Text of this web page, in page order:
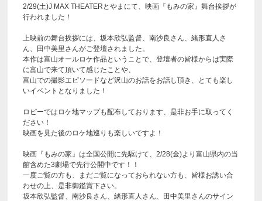
2/29(土)J MAX THEATERとやまにて、映画『もみの家』舞台挨拶が
行われました！
上映前の舞台挨拶には、坂本欣弘監督、南沙良さん、緒形直人さ
ん、田中美里さんがご登壇されました。
本作は富山オールロケ作品ということで、登壇者の皆様からは実際
に富山で来て頂いて感じたことや、
富山での撮影エピソードなど沢山のお話をお話し頂き、とても楽し
いイベントとなりました！
ロビーではロケ地マップも配布しております、是非お手に取ってく
ださい！
映画を見た後のロケ地巡りも楽しいですよ！
映画『もみの家』は全国公開に先駆けて、2/28(金)より富山県内の当
館含めた3劇場で先行公開中です！！
一度ご覧の方も、まだご覧になっておられない方も、皆様お誘い合
わせの上、是非御鑑賞下さい。
坂本欣弘監督、南沙良さん、緒形直人さん、田中美里さんのサイン